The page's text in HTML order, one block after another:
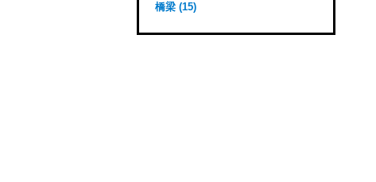
橋梁 (15)